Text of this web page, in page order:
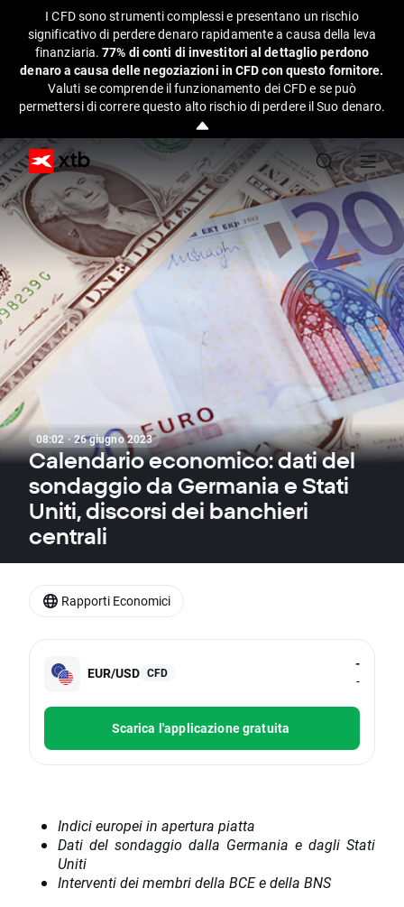
I CFD sono strumenti complessi e presentano un rischio
significativo di perdere denaro rapidamente a causa della leva
finanziaria.77% di conti di investitori al dettaglio perdono
denaro a causa delle negoziazioni in CFD con questo fornitore.
Valuti se comprende il funzionamento dei CFD e se può
permettersi di correre questo alto rischio di perdere il Suo denaro.
08:02 · 26 giugno 2023
Calendario economico: dati del
sondaggio da Germania e Stati
Uniti, discorsi dei banchieri
centrali
EUR/USD CFD
-
-
Scarica l'applicazione gratuita
Indici europei in apertura piatta
Dati del sondaggio dalla Germania e dagli Stati
Uniti
Interventi dei membri della BCE e della BNS
Rapporti Economici